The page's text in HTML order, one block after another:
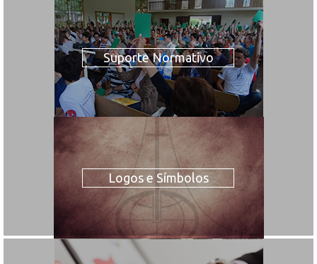
Suporte Normativo
Logos e Símbolos